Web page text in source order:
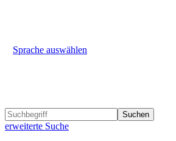
Sprache auswählen
Suchen
erweiterte Suche